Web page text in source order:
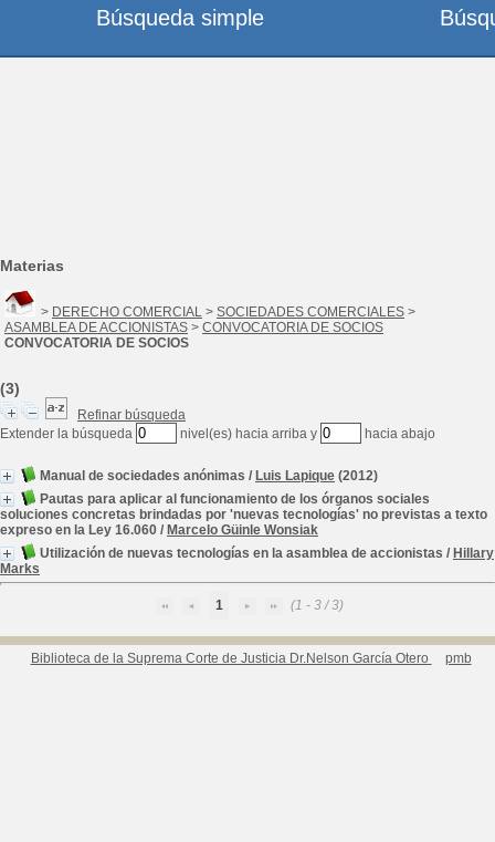
Materias
> DERECHO COMERCIAL > SOCIEDADES COMERCIALES >
ASAMBLEA DE ACCIONISTAS > CONVOCATORIA DE SOCIOS
CONVOCATORIA DE SOCIOS
(3)
Refinar búsqueda
Extender la búsqueda
nivel(es) hacia arriba y hacia abajo
Manual de sociedades anónimas / Luis Lapique (2012)
Pautas para aplicar al funcionamiento de los órganos sociales
soluciones concretas brindadas por 'nuevas tecnologías' no previstas a texto
expreso en la Ley 16.060 / Marcelo Güinle Wonsiak
Utilización de nuevas tecnologías en la asamblea de accionistas / Hillary
Marks
1 (1 - 3 / 3)
Biblioteca de la Suprema Corte de Justicia Dr.Nelson García Otero pmb
Búsqueda simple